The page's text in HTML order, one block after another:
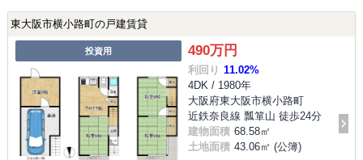
東大阪市横小路町の戸建賃貸
投資用 490万円
利回り 11.02%
4DK / 1980年
大阪府東大阪市横小路町
近鉄奈良線 瓢箪山 徒歩24分
建物面積 68.58㎡
土地面積 43.06㎡ (公簿)